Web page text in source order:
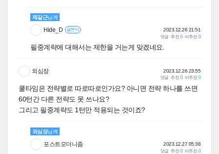
제갈근님께
Hide_D 글쓴이 2023.12.26 21:51
댓글 추천 0 비추천 0
필중계략에 대해서는 제한을 거는게 맞겠네요.
외심장 2023.12.26 23:55
댓글 추천 0 비추천 0
쿨타임은 전략별로 따로따로인가요? 아니면 전략 하나를 쓰면
60턴간 다른 전략도 못 쓰나요?
그리고 필중계략도 1턴만 적용되는 것이죠?
외심장님께
포스트모더니즘 2023.12.27 05:38
댓글 추천 0 비추천 0